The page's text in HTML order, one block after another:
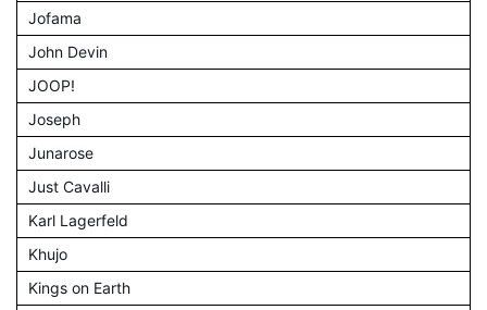
Jofama
John Devin
JOOP!
Joseph
Junarose
Just Cavalli
Karl Lagerfeld
Khujo
Kings on Earth